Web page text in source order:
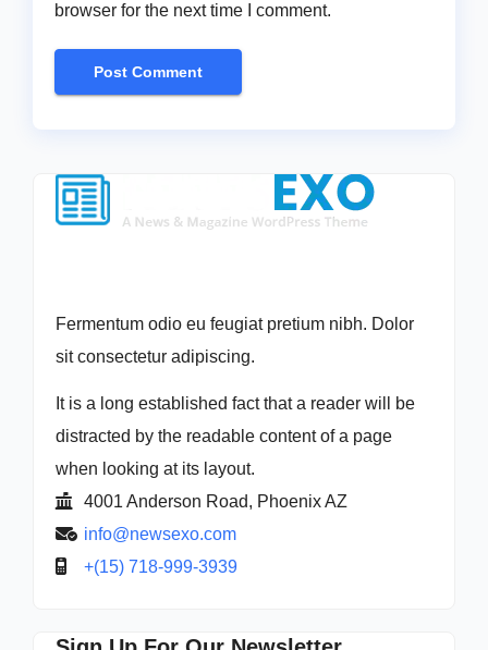
browser for the next time I comment.
Fermentum odio eu feugiat pretium nibh. Dolor
sit consectetur adipiscing.
It is a long established fact that a reader will be
distracted by the readable content of a page
when looking at its layout.
4001 Anderson Road, Phoenix AZ
info@newsexo.com
+(15) 718-999-3939